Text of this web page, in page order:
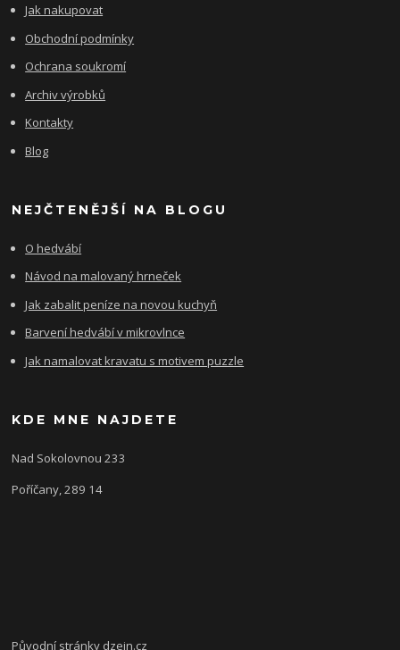
Jak nakupovat
Obchodní podmínky
Ochrana soukromí
Archiv výrobků
Kontakty
Blog
NEJČTENĚJŠÍ NA BLOGU
O hedvábí
Návod na malovaný hrneček
Jak zabalit peníze na novou kuchyň
Barvení hedvábí v mikrovlnce
Jak namalovat kravatu s motivem puzzle
KDE MNE NAJDETE
Nad Sokolovnou 233
Poříčany, 289 14
Původní stránky dzejn.cz